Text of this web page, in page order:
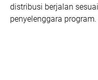
distribusi berjalan
penyelenggara program.